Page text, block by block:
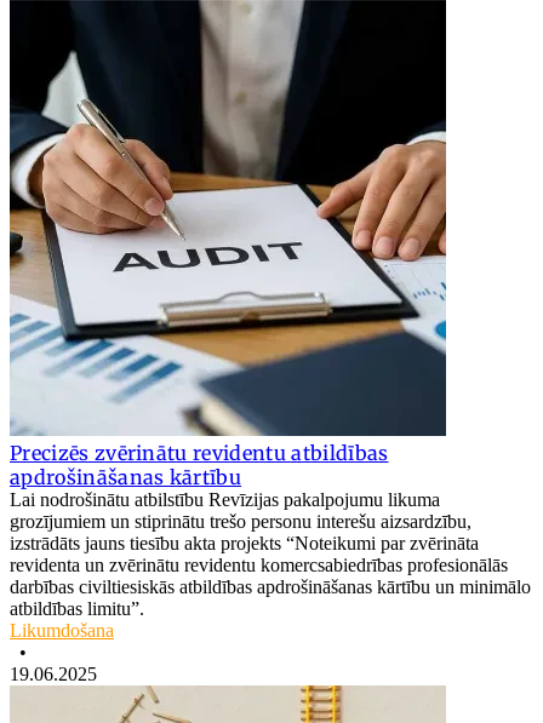
Precizēs zvērinātu revidentu atbildības
apdrošināšanas kārtību
Lai nodrošinātu atbilstību Revīzijas pakalpojumu likuma
grozījumiem un stiprinātu trešo personu interešu aizsardzību,
izstrādāts jauns tiesību akta projekts “Noteikumi par zvērināta
revidenta un zvērinātu revidentu komercsabiedrības profesionālās
darbības civiltiesiskās atbildības apdrošināšanas kārtību un minimālo
atbildības limitu”.
Likumdošana
•
19.06.2025